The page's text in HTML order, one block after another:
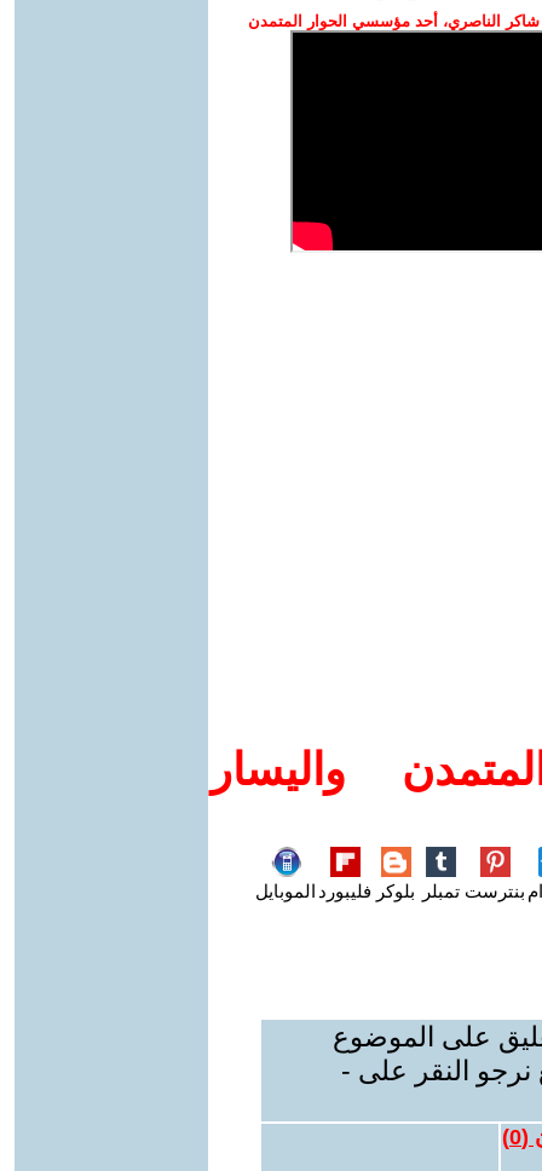
الناصري، أحد مؤسسي الحوار المتمدن
واليسار
بنترست تمبلر بلوكر فليبورد الموبايل
على الموضوع
نرجو النقر على -
(
0
)